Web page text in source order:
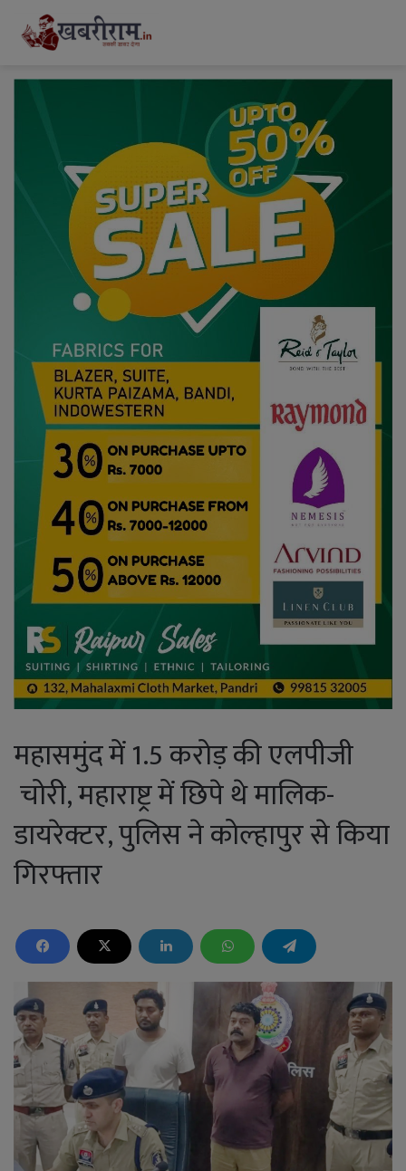
महासमुंद में 1.5 करोड़ की एलपीजी
चोरी, महाराष्ट्र में छिपे थे मालिक-
डायरेक्टर, पुलिस ने कोल्हापुर से किया
गिरफ्तार